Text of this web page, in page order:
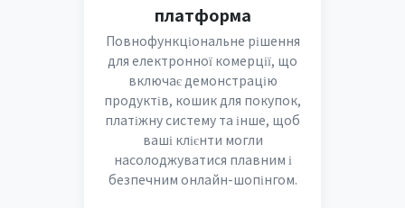
платформа
Повнофункціональне рішення
для електронної комерції, що
включає демонстрацію
продуктів, кошик для покупок,
платіжну систему та інше, щоб
ваші клієнти могли
насолоджуватися плавним і
безпечним онлайн-шопінгом.